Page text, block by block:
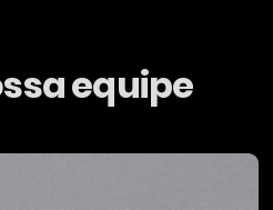
equipe